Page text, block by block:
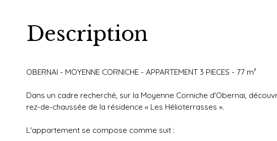
Description
OBERNAI - MOYENNE CORNICHE - APPARTEMENT 3 PIECES - 77 m²
Dans un cadre recherché, sur la Moyenne Corniche d'Obernai,
rez-de-chaussée de la résidence « Les Hélioterrasses ».
L'appartement se compose comme suit :